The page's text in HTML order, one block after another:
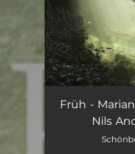
Fraue, Du
Über Den
Früh -
Nils